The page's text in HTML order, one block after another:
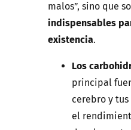
malos”, sino que
indispensables
existencia.
Los
principal
cerebro y tus
el